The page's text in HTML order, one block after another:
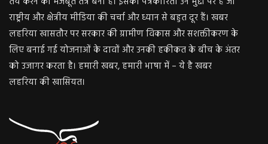
राष्ट्रीय और क्षेत्रीय मीडिया की चर्चा और ध्यान से बहुत दूर हैं। खबर
लहरिया खासतौर पर सरकार की ग्रामीण विकास और सशक्तीकरण के
लिए बनाई गई योजनाओं के दावों और उनकी हकीकत के बीच के अंतर
को उजागर करता है। हमारी खबर, हमारी भाषा में – ये है खबर
लहरिया की खासियत।